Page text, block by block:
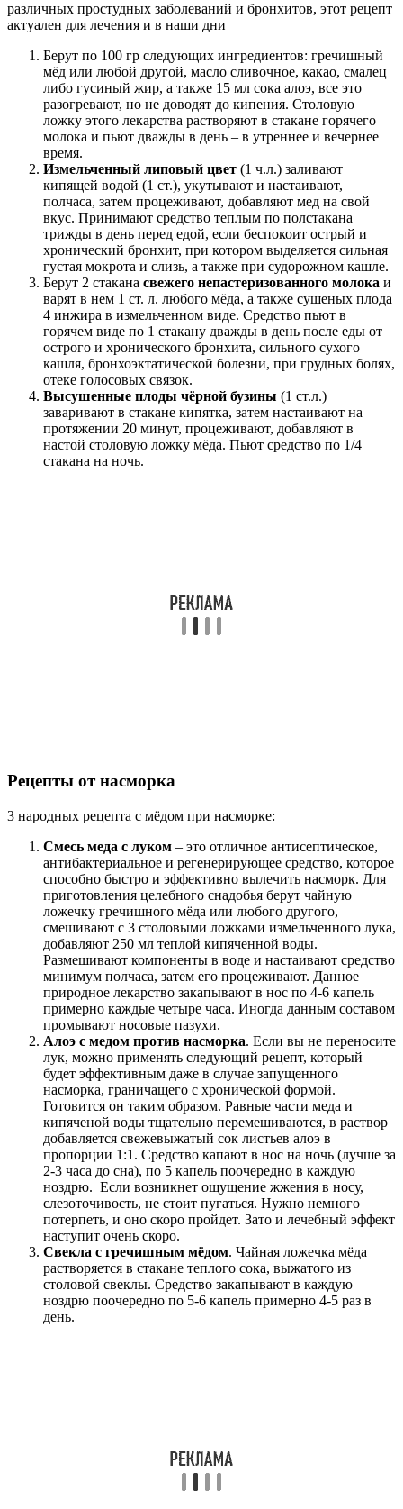
Берут по 100 гр следующих ингредиентов: гречишный
мёд или любой другой, масло сливочное, какао, смалец
либо гусиный жир, а также 15 мл сока алоэ, все это
разогревают, но не доводят до кипения. Столовую
ложку этого лекарства растворяют в стакане горячего
молока и пьют дважды в день – в утреннее и вечернее
время.
Измельченный липовый цвет (1 ч.л.) заливают
кипящей водой (1 ст.), укутывают и настаивают,
полчаса, затем процеживают, добавляют мед на свой
вкус. Принимают средство теплым по полстакана
трижды в день перед едой, если беспокоит острый и
хронический бронхит, при котором выделяется сильная
густая мокрота и слизь, а также при судорожном кашле.
Берут 2 стакана свежего непастеризованного молока и
варят в нем 1 ст. л. любого мёда, а также сушеных плода
4 инжира в измельченном виде. Средство пьют в
горячем виде по 1 стакану дважды в день после еды от
острого и хронического бронхита, сильного сухого
кашля, бронхоэктатической болезни, при грудных болях,
отеке голосовых связок.
Высушенные плоды чёрной бузины (1 ст.л.)
заваривают в стакане кипятка, затем настаивают на
протяжении 20 минут, процеживают, добавляют в
настой столовую ложку мёда. Пьют средство по 1/4
стакана на ночь.
Рецепты от насморка
3 народных рецепта с мёдом при насморке:
Смесь меда с луком – это отличное антисептическое,
антибактериальное и регенерирующее средство, которое
способно быстро и эффективно вылечить насморк. Для
приготовления целебного снадобья берут чайную
ложечку гречишного мёда или любого другого,
смешивают с 3 столовыми ложками измельченного лука,
добавляют 250 мл теплой кипяченной воды.
Размешивают компоненты в воде и настаивают средство
минимум полчаса, затем его процеживают. Данное
природное лекарство закапывают в нос по 4-6 капель
примерно каждые четыре часа. Иногда данным составом
промывают носовые пазухи.
Алоэ с медом против насморка. Если вы не переносите
лук, можно применять следующий рецепт, который
будет эффективным даже в случае запущенного
насморка, граничащего с хронической формой.
Готовится он таким образом. Равные части меда и
кипяченой воды тщательно перемешиваются, в раствор
добавляется свежевыжатый сок листьев алоэ в
пропорции 1:1. Средство капают в нос на ночь (лучше за
2-3 часа до сна), по 5 капель поочередно в каждую
ноздрю. Если возникнет ощущение жжения в носу,
слезоточивость, не стоит пугаться. Нужно немного
потерпеть, и оно скоро пройдет. Зато и лечебный эффект
наступит очень скоро.
Свекла с гречишным мёдом. Чайная ложечка мёда
растворяется в стакане теплого сока, выжатого из
столовой свеклы. Средство закапывают в каждую
ноздрю поочередно по 5-6 капель примерно 4-5 раз в
день.